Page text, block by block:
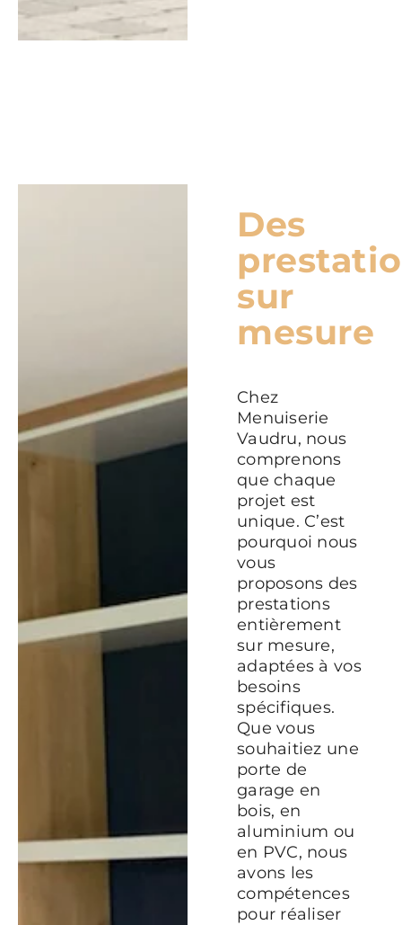
Des
sur
mesure
Chez
Menuiserie
Vaudru, nous
comprenons
que chaque
projet est
unique. C’est
pourquoi nous
vous
proposons des
prestations
entièrement
sur mesure,
adaptées à vos
besoins
spécifiques.
Que vous
souhaitiez une
porte de
garage en
bois, en
aluminium ou
en PVC, nous
avons les
compétences
pour réaliser